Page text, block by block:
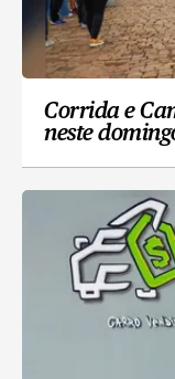
Corrida e
neste